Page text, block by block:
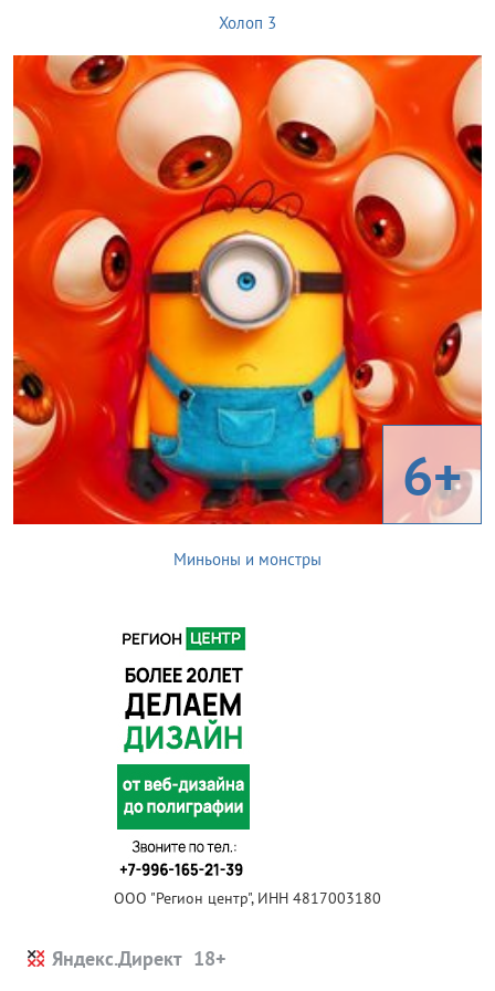
Холоп 3
6+
Миньоны и монстры
ООО "Регион центр", ИНН 4817003180
Яндекс.Директ